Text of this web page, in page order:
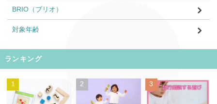
BRIO（ブリオ）
対象年齢
ランキング
1 2 3